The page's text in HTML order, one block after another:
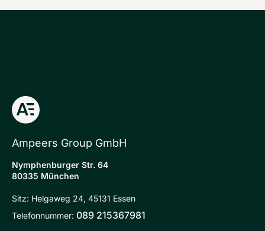
Ampeers Group GmbH
Nymphenburger Str. 64
80335 München
Sitz: Helgaweg 24, 45131 Essen
Telefonnummer: 089 215367981